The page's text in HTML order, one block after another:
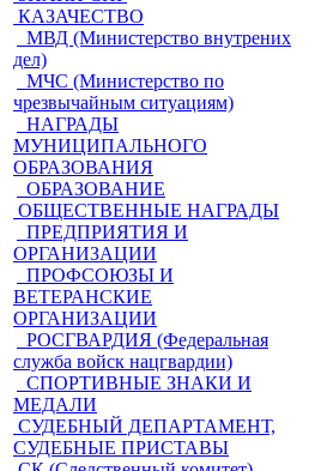
КАЗАЧЕСТВО
МВД (Министерство внутрених
дел)
МЧС (Министерство по
чрезвычайным ситуациям)
НАГРАДЫ
МУНИЦИПАЛЬНОГО
ОБРАЗОВАНИЯ
ОБРАЗОВАНИЕ
ОБЩЕСТВЕННЫЕ НАГРАДЫ
ПРЕДПРИЯТИЯ И
ОРГАНИЗАЦИИ
ПРОФСОЮЗЫ И
ВЕТЕРАНСКИЕ
ОРГАНИЗАЦИИ
РОСГВАРДИЯ (Федеральная
служба войск нацгвардии)
СПОРТИВНЫЕ ЗНАКИ И
МЕДАЛИ
СУДЕБНЫЙ ДЕПАРТАМЕНТ,
СУДЕБНЫЕ ПРИСТАВЫ